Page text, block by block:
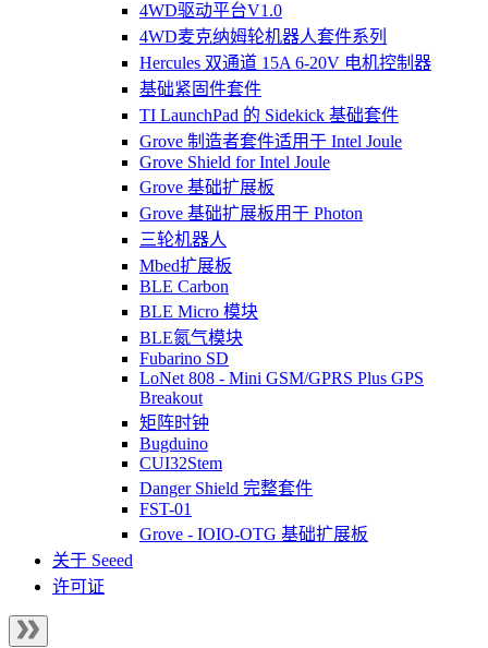
4WD驱动平台V1.0
4WD麦克纳姆轮机器人套件系列
Hercules 双通道 15A 6-20V 电机控制器
基础紧固件套件
TI LaunchPad 的 Sidekick 基础套件
Grove 制造者套件适用于 Intel Joule
Grove Shield for Intel Joule
Grove 基础扩展板
Grove 基础扩展板用于 Photon
三轮机器人
Mbed扩展板
BLE Carbon
BLE Micro 模块
BLE氮气模块
Fubarino SD
LoNet 808 - Mini GSM/GPRS Plus GPS
Breakout
矩阵时钟
Bugduino
CUI32Stem
Danger Shield 完整套件
FST-01
Grove - IOIO-OTG 基础扩展板
关于 Seeed
许可证